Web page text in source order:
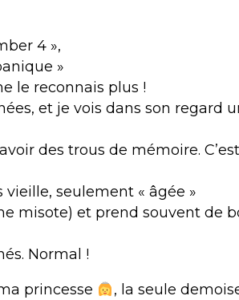
4 »,
»
le reconnais plus !
et je vois dans son regard
des trous de mémoire.
seulement « âgée »
misote) et prend souvent de
Normal !
princesse
, la seule